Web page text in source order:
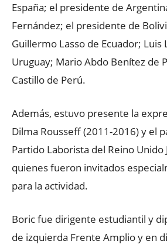
España; el presidente de
Fernández; el presidente de
Guillermo Lasso de Ecuador; Luis
Uruguay; Mario Abdo Benítez de
Castillo de Perú.
Además, estuvo presente la
Dilma Rousseff (2011-2016) y el
Partido Laborista del Reino Unido
quienes fueron invitados
para la actividad.
Boric fue dirigente estudiantil y
de izquierda Frente Amplio y en